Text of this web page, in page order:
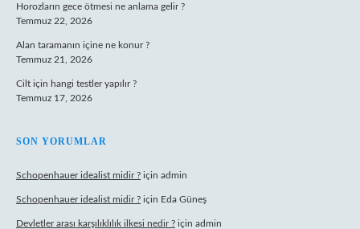
Horozların gece ötmesi ne anlama gelir ?
Temmuz 22, 2026
Alan taramanın içine ne konur ?
Temmuz 21, 2026
Cilt için hangi testler yapılır ?
Temmuz 17, 2026
SON YORUMLAR
Schopenhauer idealist midir ? için admin
Schopenhauer idealist midir ? için Eda Güneş
Devletler arası karşılıklılık ilkesi nedir ? için admin